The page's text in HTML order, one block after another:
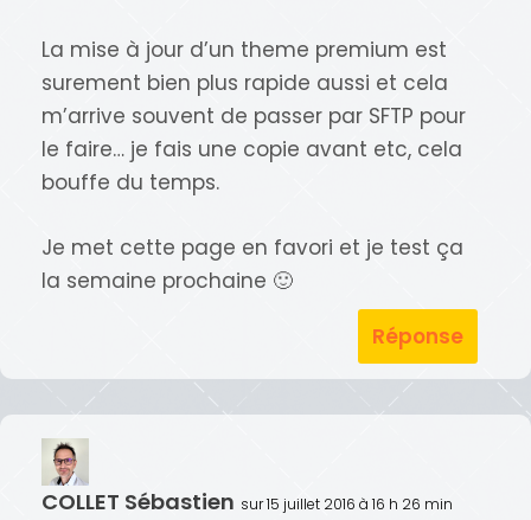
La mise à jour d’un theme premium est
surement bien plus rapide aussi et cela
m’arrive souvent de passer par SFTP pour
le faire… je fais une copie avant etc, cela
bouffe du temps.
Je met cette page en favori et je test ça
la semaine prochaine 🙂
Réponse
COLLET Sébastien sur 15 juillet 2016 à 16 h 26 min